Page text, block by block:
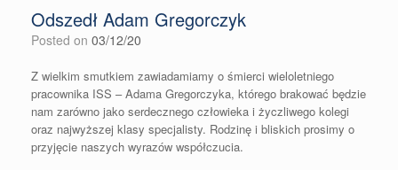
Odszedł Adam Gregorczyk
Posted on 03/12/20
Z wielkim smutkiem zawiadamiamy o śmierci wieloletniego
pracownika ISS – Adama Gregorczyka, którego brakować będzie
nam zarówno jako serdecznego człowieka i życzliwego kolegi
oraz najwyższej klasy specjalisty. Rodzinę i bliskich prosimy o
przyjęcie naszych wyrazów współczucia.